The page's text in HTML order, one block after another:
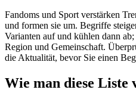
Fandoms und Sport verstärken
und formen sie um. Begriffe
Varianten auf und kühlen dann
Region und Gemeinschaft.
die Aktualität, bevor Sie einen
Wie man diese Liste